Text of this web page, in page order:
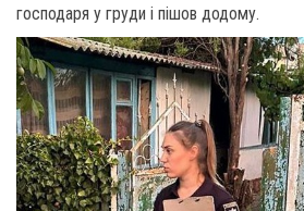
господаря у груди і пішов додому.